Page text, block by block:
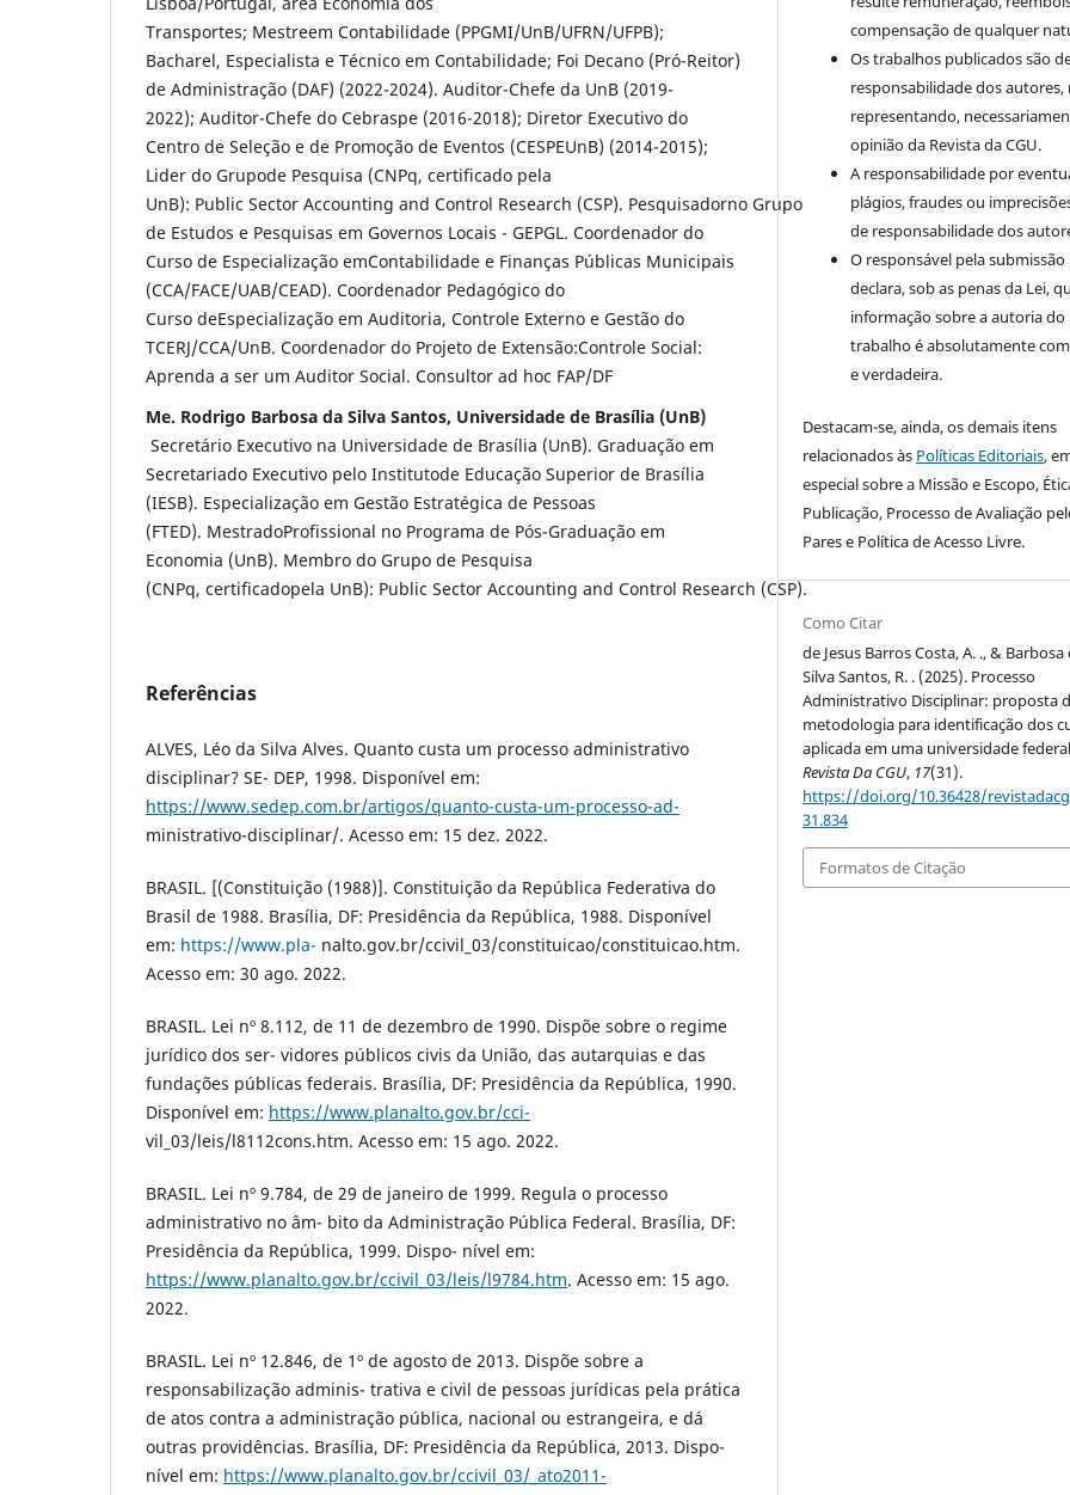
Transportes; Mestreem Contabilidade (PPGMI/UnB/UFRN/UFPB);
Bacharel, Especialista e Técnico em Contabilidade; Foi Decano (Pró-Reitor)
de Administração (DAF) (2022-2024). Auditor-Chefe da UnB (2019-
2022); Auditor-Chefe do Cebraspe (2016-2018); Diretor Executivo do
Centro de Seleção e de Promoção de Eventos (CESPEUnB) (2014-2015);
Lider do Grupode Pesquisa (CNPq, certificado pela
UnB): Public Sector Accounting and Control Research (CSP). Pesquisadorno Grupo
de Estudos e Pesquisas em Governos Locais - GEPGL. Coordenador do
Curso de Especialização emContabilidade e Finanças Públicas Municipais
(CCA/FACE/UAB/CEAD). Coordenador Pedagógico do
Curso deEspecialização em Auditoria, Controle Externo e Gestão do
TCERJ/CCA/UnB. Coordenador do Projeto de Extensão:Controle Social:
Aprenda a ser um Auditor Social. Consultor ad hoc FAP/DF
Me. Rodrigo Barbosa da Silva Santos, Universidade de Brasília (UnB)
Secretário Executivo na Universidade de Brasília (UnB). Graduação em
Secretariado Executivo pelo Institutode Educação Superior de Brasília
(IESB). Especialização em Gestão Estratégica de Pessoas
(FTED). MestradoProfissional no Programa de Pós-Graduação em
Economia (UnB). Membro do Grupo de Pesquisa
(CNPq, certificadopela UnB): Public Sector Accounting and Control Research (CSP).
Referências
ALVES, Léo da Silva Alves. Quanto custa um processo administrativo
disciplinar? SE- DEP, 1998. Disponível em:
https://www.sedep.com.br/artigos/quanto-custa-um-processo-ad-
ministrativo-disciplinar/. Acesso em: 15 dez. 2022.
BRASIL. [(Constituição (1988)]. Constituição da República Federativa do
Brasil de 1988. Brasília, DF: Presidência da República, 1988. Disponível
em: https://www.pla- nalto.gov.br/ccivil_03/constituicao/constituicao.htm.
Acesso em: 30 ago. 2022.
BRASIL. Lei nº 8.112, de 11 de dezembro de 1990. Dispõe sobre o regime
jurídico dos ser- vidores públicos civis da União, das autarquias e das
fundações públicas federais. Brasília, DF: Presidência da República, 1990.
Disponível em: https://www.planalto.gov.br/cci-
vil_03/leis/l8112cons.htm. Acesso em: 15 ago. 2022.
BRASIL. Lei nº 9.784, de 29 de janeiro de 1999. Regula o processo
administrativo no âm- bito da Administração Pública Federal. Brasília, DF:
Presidência da República, 1999. Dispo- nível em:
https://www.planalto.gov.br/ccivil_03/leis/l9784.htm. Acesso em: 15 ago.
2022.
BRASIL. Lei nº 12.846, de 1º de agosto de 2013. Dispõe sobre a
responsabilização adminis- trativa e civil de pessoas jurídicas pela prática
de atos contra a administração pública, nacional ou estrangeira, e dá
outras providências. Brasília, DF: Presidência da República, 2013. Dispo-
nível em: https://www.planalto.gov.br/ccivil_03/_ato2011-
compensação de qualquer
Os trabalhos publicados são
responsabilidade dos autores,
representando,
opinião da Revista da CGU.
A responsabilidade por
plágios, fraudes ou
de responsabilidade dos
O responsável pela submissão
declara, sob as penas da Lei,
informação sobre a autoria do
trabalho é absolutamente
e verdadeira.
Destacam-se, ainda, os demais itens
relacionados às Políticas Editoriais,
especial sobre a Missão e Escopo,
Publicação, Processo de Avaliação
Pares e Política de Acesso Livre.
Como Citar
de Jesus Barros Costa, A. ., & Barbosa
Silva Santos, R. . (2025). Processo
Administrativo Disciplinar: proposta
metodologia para identificação dos
aplicada em uma universidade
Revista Da CGU, 17(31).
https://doi.org/10.36428/
31.834
Formatos de Citação